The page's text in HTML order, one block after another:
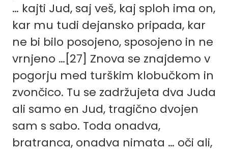
… kajti Jud, saj veš, kaj sploh ima on,
kar mu tudi dejansko pripada, kar
ne bi bilo posojeno, sposojeno in ne
vrnjeno …[27] Znova se znajdemo v
pogorju med turškim klobučkom in
zvončico. Tu se zadržujeta dva Juda
ali samo en Jud, tragično dvojen
sam s sabo. Toda onadva,
bratranca, onadva nimata … oči ali,